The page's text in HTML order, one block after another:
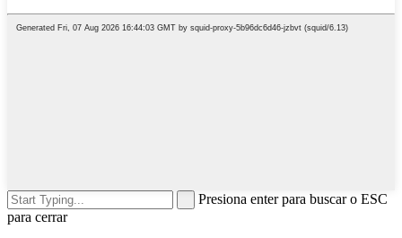
Presiona enter para buscar o ESC
para cerrar